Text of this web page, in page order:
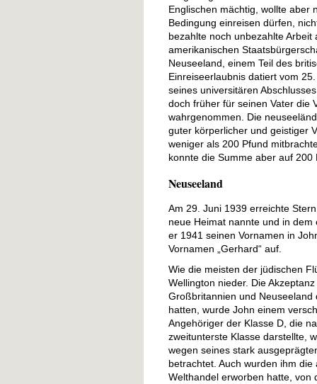
Englischen mächtig, wollte aber
Bedingung einreisen dürfen,
bezahlte noch unbezahlte
amerikanischen
Neuseeland, einem Teil des
Einreiseerlaubnis datiert vom
seines universitären
doch früher für seinen Vater die
wahrgenommen. Die
guter körperlicher und geistiger
weniger als 200 Pfund
konnte die Summe aber auf 200
Neuseeland
Am 29. Juni 1939 erreichte
neue Heimat nannte und in
er 1941 seinen Vornamen in
Vornamen „Gerhard“ auf.
Wie die meisten der jüdischen
Wellington nieder. Die
Großbritannien und
hatten, wurde John einem
Angehöriger der Klasse D, die
zweitunterste Klasse darstellte,
wegen seines stark
betrachtet. Auch wurden ihm
Welthandel erworben hatte, von